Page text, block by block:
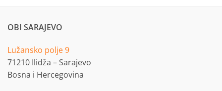
OBI SARAJEVO
Lužansko polje 9
71210 Ilidža – Sarajevo
Bosna i Hercegovina